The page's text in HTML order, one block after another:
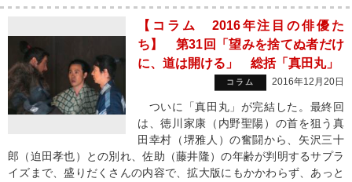
【コラム 2016年注目の俳優た
ち】 第31回「望みを捨てぬ者だけ
に、道は開ける」 総括「真田丸」
コラム 2016年12月20日
ついに「真田丸」が完結した。最終回
は、徳川家康（内野聖陽）の首を狙う真
田幸村（堺雅人）の奮闘から、矢沢三十
郎（迫田孝也）との別れ、佐助（藤井隆）の年齢が判明するサプラ
イズまで、盛りだくさんの内容で、拡大版にもかかわらず、あっと